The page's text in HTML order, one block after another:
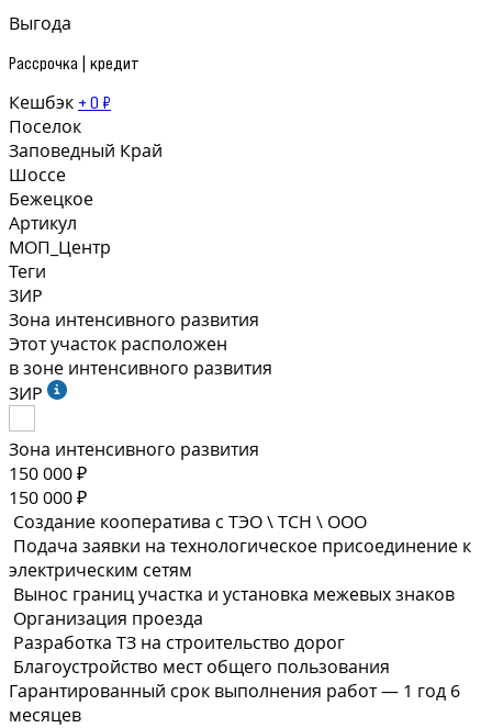
Выгода
Рассрочка | кредит
Кешбэк + 0 ₽
Поселок
Заповедный Край
Шоссе
Бежецкое
Артикул
МОП_Центр
Теги
ЗИР
Зона интенсивного развития
Этот участок расположен
в зоне интенсивного развития
ЗИР
Зона интенсивного развития
150 000 ₽
150 000 ₽
Создание кооператива с ТЭО \ ТСН \ ООО
Подача заявки на технологическое присоединение к
электрическим сетям
Вынос границ участка и установка межевых знаков
Организация проезда
Разработка ТЗ на строительство дорог
Благоустройство мест общего пользования
Гарантированный срок выполнения работ — 1 год 6
месяцев